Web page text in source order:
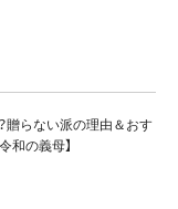
贈らない派の理由＆おす
和の義母】